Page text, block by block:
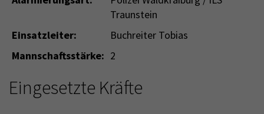
Traunstein
Einsatzleiter:
Buchreiter Tobias
Mannschaftsstärke: 2
Eingesetzte Kräfte